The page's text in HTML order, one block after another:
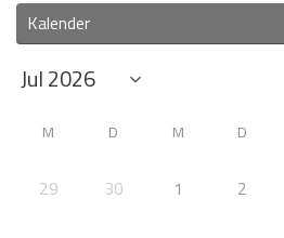
Kalender
M D M D
29 30 1 2